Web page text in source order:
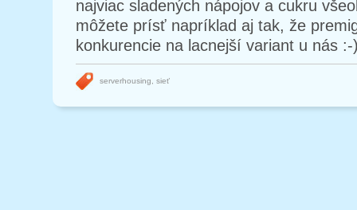
najviac sladených nápojov a cukru
môžete prísť napríklad aj tak, že
konkurencie na lacnejší variant u nás
serverhousing sieť